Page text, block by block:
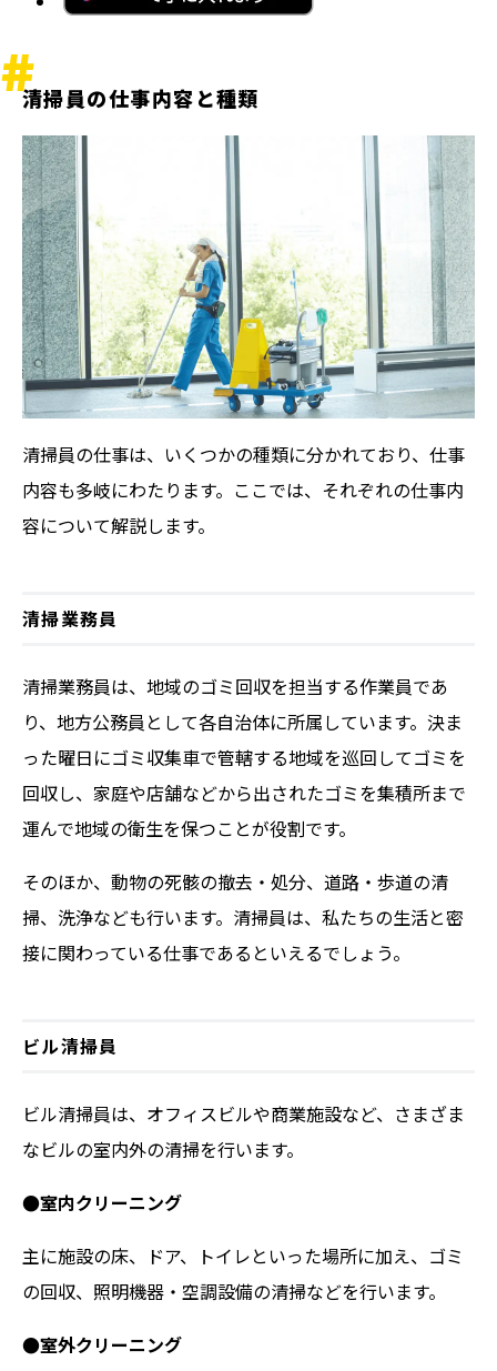
清掃員の仕事内容と種類
清掃員の仕事は、いくつかの種類に分かれており、仕事
内容も多岐にわたります。ここでは、それぞれの仕事内
容について解説します。
清掃業務員
清掃業務員は、地域のゴミ回収を担当する作業員であ
り、地方公務員として各自治体に所属しています。決ま
った曜日にゴミ収集車で管轄する地域を巡回してゴミを
回収し、家庭や店舗などから出されたゴミを集積所まで
運んで地域の衛生を保つことが役割です。
そのほか、動物の死骸の撤去・処分、道路・歩道の清
掃、洗浄なども行います。清掃員は、私たちの生活と密
接に関わっている仕事であるといえるでしょう。
ビル清掃員
ビル清掃員は、オフィスビルや商業施設など、さまざま
なビルの室内外の清掃を行います。
●室内クリーニング
主に施設の床、ドア、トイレといった場所に加え、ゴミ
の回収、照明機器・空調設備の清掃などを行います。
●室外クリーニング